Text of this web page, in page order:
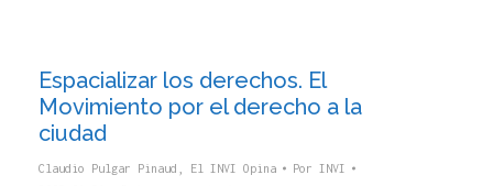
Espacializar los derechos. El
Movimiento por el derecho a la
ciudad
Claudio Pulgar Pinaud El INVI Opina Por INVI